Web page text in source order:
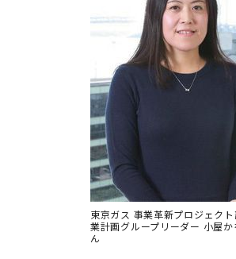
東京ガス 事業革新プロジェクト
業計画グループリーダー 小屋か
ん